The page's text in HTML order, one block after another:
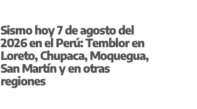
Sismo hoy 7 de agosto del
2026 en el Perú: Temblor en
Loreto, Chupaca, Moquegua,
San Martín y en otras
regiones